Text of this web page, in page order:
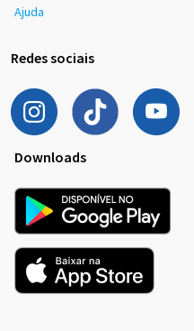
Ajuda
Redes sociais
Downloads